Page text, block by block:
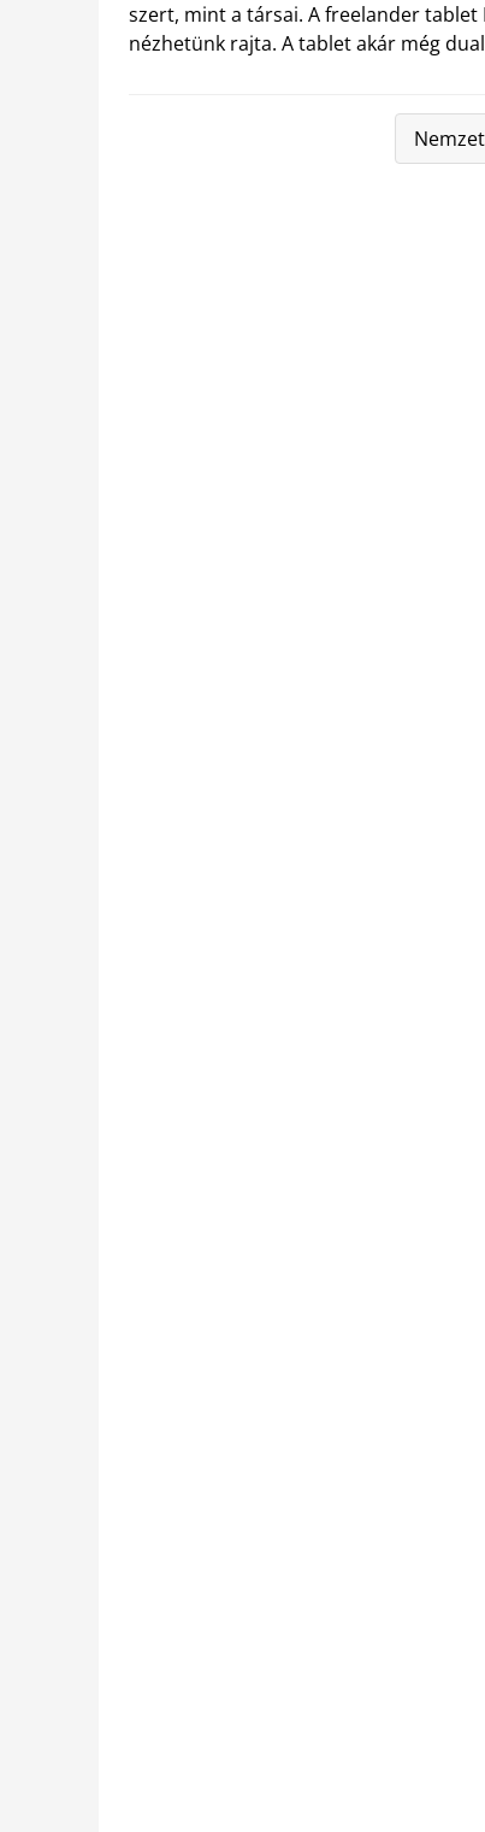
szert, mint a társai. A freelander tablet
nézhetünk rajta. A tablet akár még